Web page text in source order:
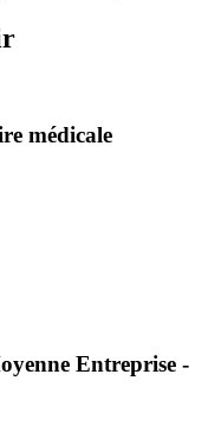
médicale
Entreprise -